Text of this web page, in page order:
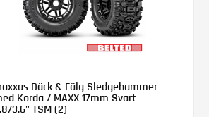
Däck & Fälg Sledgehammer
Korda / MAXX 17mm Svart
3.6'' TSM (2)